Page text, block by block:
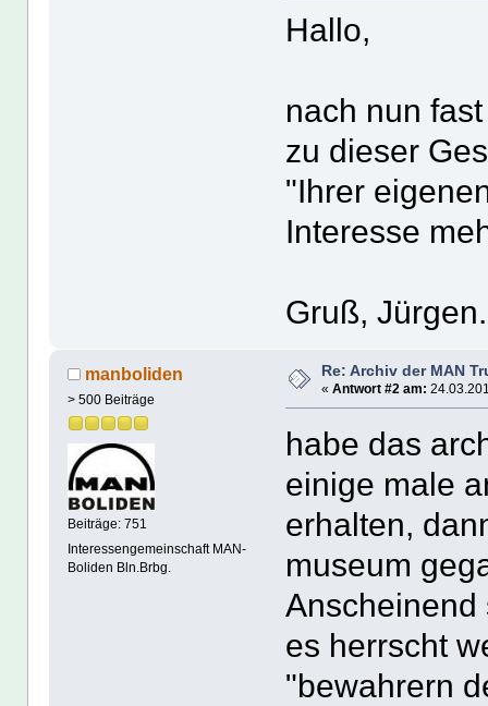
Hallo,
nach nun
zu dieser
"Ihrer
Interesse
Gruß, Jürgen.
manboliden
> 500 Beiträge
Beiträge: 751
Interessengemeinschaft MAN-
Boliden Bln.Brbg.
Re: Archiv der MAN
« Antwort #2 am:
habe das
einige male
erhalten,
museum
es herrscht
"bewahrern